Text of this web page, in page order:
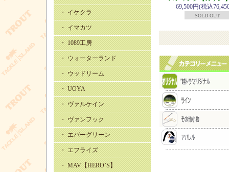
・ イケクラ
・ イマカツ
・ 1089工房
・ ウォーターランド
・ ウッドリーム
・ UOYA
・ ヴァルケイン
・ ヴァンフック
・ エバーグリーン
・ エフライズ
・ MAV【HERO’S】
69,500円(税込
SOLD OUT